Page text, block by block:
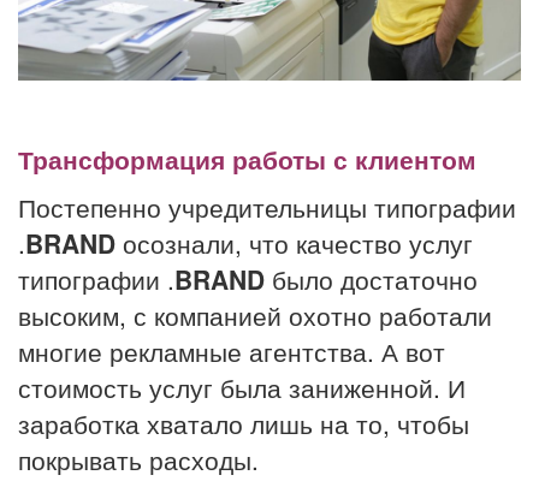
Трансформация работы с клиентом
Постепенно учредительницы типографии
.BRAND осознали, что качество услуг
типографии .BRAND было достаточно
высоким, с компанией охотно работали
многие рекламные агентства. А вот
стоимость услуг была заниженной. И
заработка хватало лишь на то, чтобы
покрывать расходы.